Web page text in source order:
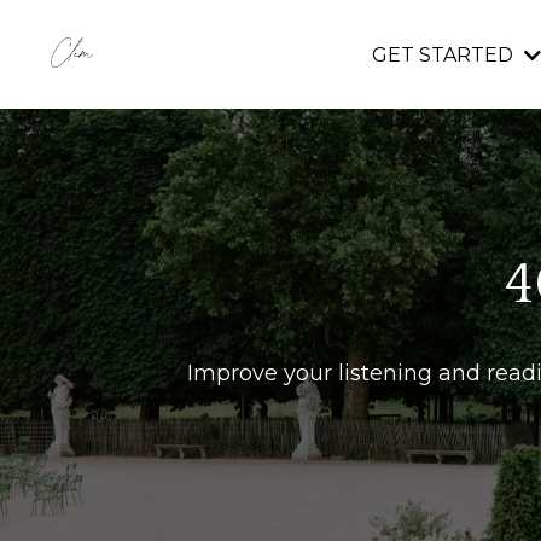
GET STARTED
Improve your listening and